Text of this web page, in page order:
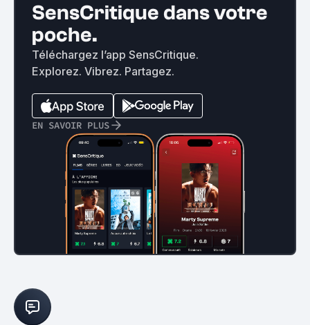
SensCritique dans votre
poche.
Téléchargez l’app SensCritique.
Explorez. Vibrez. Partagez.
EN SAVOIR PLUS